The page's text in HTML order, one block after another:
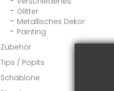
Glitter
Metallisches Dekor
Painting
Zubehör
Tips / Popits
Schablone